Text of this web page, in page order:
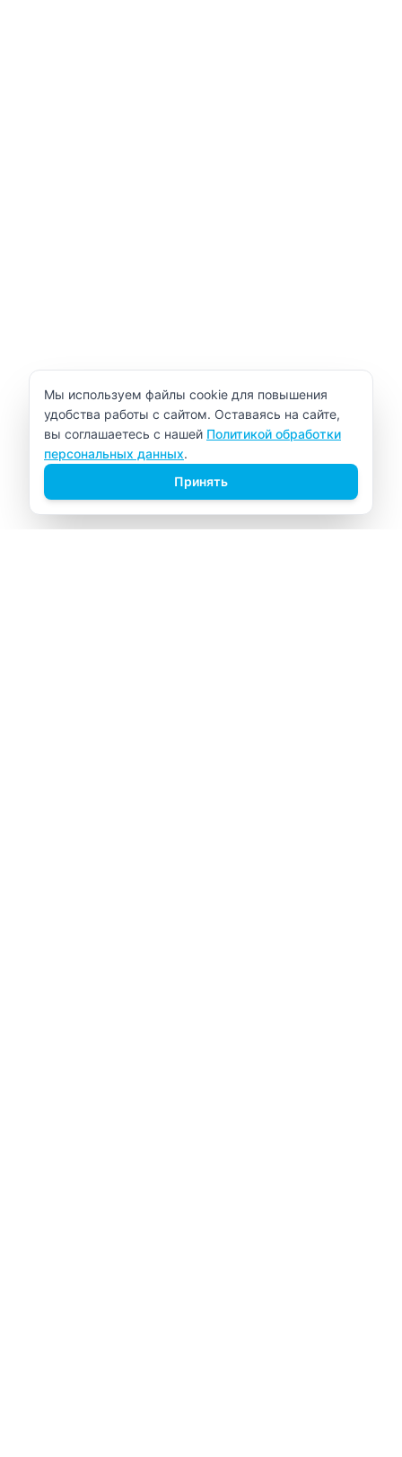
Уведомление об использовании cookie
Мы используем файлы cookie для повышения
удобства работы с сайтом. Оставаясь на сайте,
вы соглашаетесь с нашей Политикой обработки
персональных данных.
Принять